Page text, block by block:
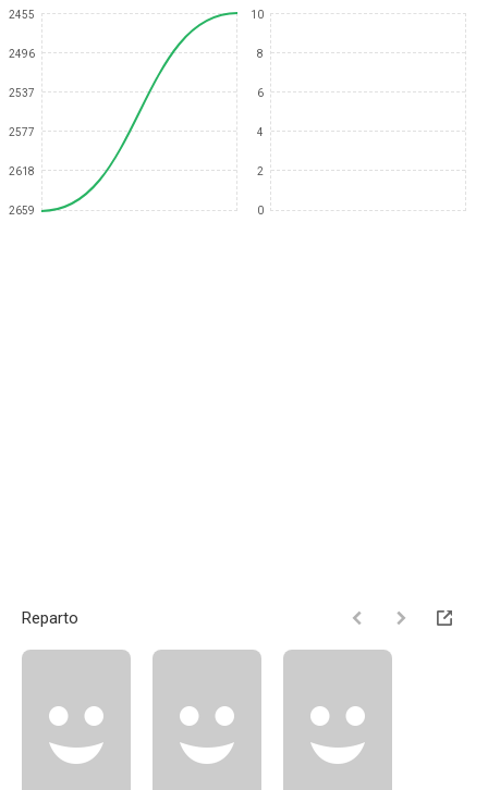
2455
2496
2537
2577
2618
2659
10
8
6
4
2
0
Reparto